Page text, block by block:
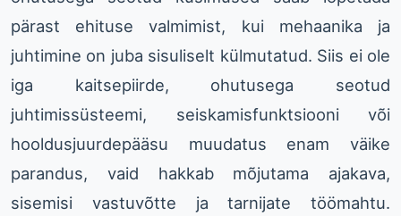
pärast ehituse valmimist, kui mehaanika ja
juhtimine on juba sisuliselt külmutatud. Siis ei ole
iga kaitsepiirde, ohutusega seotud
juhtimissüsteemi, seiskamisfunktsiooni või
hooldusjuurdepääsu muudatus enam väike
parandus, vaid hakkab mõjutama ajakava,
sisemisi vastuvõtte ja tarnijate töömahtu.